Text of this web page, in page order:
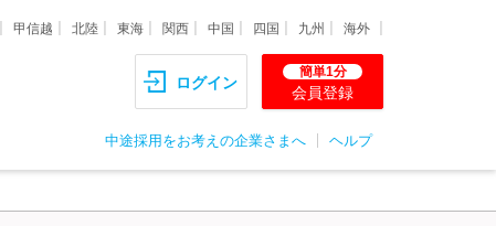
甲信越 北陸 東海 関西 中国 四国 九州 海外
ログイン
簡単1分
会員登録
中途採用をお考えの企業さまへ ヘルプ